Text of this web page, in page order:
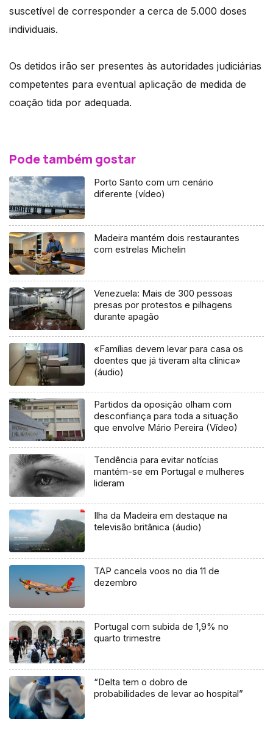
suscetível de corresponder a cerca de 5.000 doses
individuais.
Os detidos irão ser presentes às autoridades judiciárias
competentes para eventual aplicação de medida de
coação tida por adequada.
Pode também gostar
Porto Santo com um cenário
diferente (vídeo)
Madeira mantém dois restaurantes
com estrelas Michelin
Venezuela: Mais de 300 pessoas
presas por protestos e pilhagens
durante apagão
«Famílias devem levar para casa os
doentes que já tiveram alta clínica»
(áudio)
Partidos da oposição olham com
desconfiança para toda a situação
que envolve Mário Pereira (Vídeo)
Tendência para evitar notícias
mantém-se em Portugal e mulheres
lideram
Ilha da Madeira em destaque na
televisão britânica (áudio)
TAP cancela voos no dia 11 de
dezembro
Portugal com subida de 1,9% no
quarto trimestre
“Delta tem o dobro de
probabilidades de levar ao hospital”